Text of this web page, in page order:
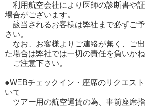
利用航空会社により医師の診断書や
場合がございます。
該当されるお客様は弊社まで必ずご
さい。
なお、お客様よりご連絡が無く、ご
た場合は弊社では一切の責任を負いか
ご注意下さい。
●WEBチェックイン・座席のリクエス
いて
ツアー用の航空運賃の為、事前座席